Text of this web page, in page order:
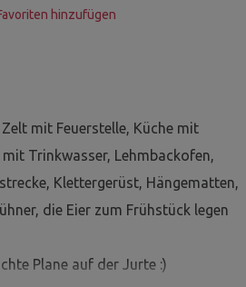
hinzufügen
mit Feuerstelle, Küche mit
Trinkwasser, Lehmbackofen,
Klettergerüst, Hängematten,
die Eier zum Frühstück legen
Plane auf der Jurte :)